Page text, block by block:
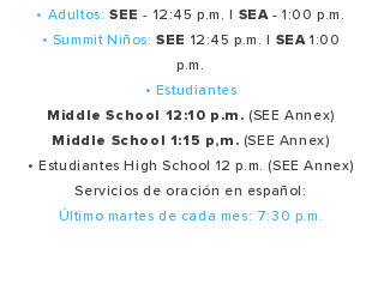
• Adultos:SEE - 12:45 p.m. | SEA- 1:00 p.m.
• Summit Niños:SEE 12:45 p.m. | SEA1:00
p.m.
• Estudiantes
Middle School 12:10 p.m. (SEE Annex)
Middle School 1:15 p,m. (SEE Annex)
• Estudiantes High School 12 p.m. (SEE Annex)
Servicios de oración en español:
Último martes de cada mes: 7:30 p.m.